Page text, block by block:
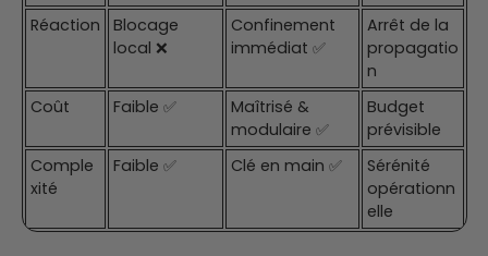
Réaction
Blocage
local ❌
Confinement
immédiat ✅
Arrêt de la
propagatio
n
Coût
Faible ✅
Maîtrisé &
modulaire ✅
Budget
prévisible
Comple
xité
Faible ✅ Clé en main ✅
Sérénité
opérationn
elle